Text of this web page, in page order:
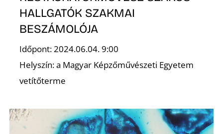
HALLGATÓK SZAKMAI
BESZÁMOLÓJA
Időpont: 2024.06.04. 9:00
Helyszín: a Magyar Képzőművészeti Egyetem
vetítőterme